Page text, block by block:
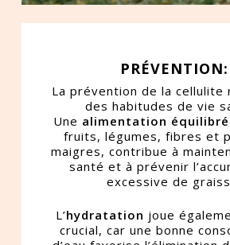
PRÉVENTION:
La prévention de la cellulite
des habitudes de vie
Une alimentation
fruits, légumes, fibres et
maigres, contribue à
santé et à prévenir
excessive de
L’hydratation joue
crucial, car une bonne